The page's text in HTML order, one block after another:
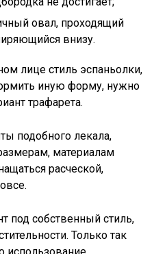
овал, проходящий
внизу.
лице стиль эспаньолки,
иную форму, нужно
трафарета.
подобного лекала,
материалам
расческой,
под собственный стиль,
Только так